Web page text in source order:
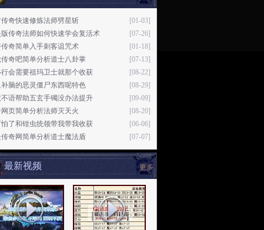
[01-03]
奇快速修炼法师劈星斩
[07-26]
传奇法师如何快速学会复活术
[01-18]
传奇简单入手刺客诅咒术
[07-13]
奇吧简单分析道士八卦掌
[08-22]
会需要祖玛卫士就那个收获
[08-29]
脑的恶灵僵尸东西呢特色
[09-09]
语帮助五玄手镯没办法提升
[08-20]
页简单分析法师灭天火
[06-06]
怕了和钳虫统领带我带我收获
[07-07]
奇网简单分析道士魔法盾
更多
最新视频